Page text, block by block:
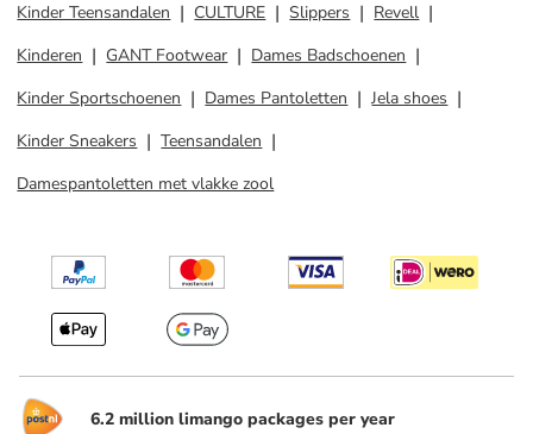
Kinder Teensandalen
CULTURE Slippers
Revell
Kinderen
GANT Footwear
Dames Badschoenen
Kinder Sportschoenen
Dames Pantoletten
Jela shoes
Kinder Sneakers
Teensandalen
Damespantoletten met vlakke zool
6.2 million limango packages per year